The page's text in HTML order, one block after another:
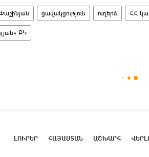
ցավակցություն ուղերձ ՀՀ
ԲԿ
ԼՈՒՐԵՐ ՀԱՅԱՍՏԱՆ ԱՇԽԱՐՀ